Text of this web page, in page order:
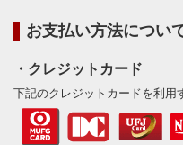
お支払い方法につい
・クレジットカード
下記のクレジットカードを利用